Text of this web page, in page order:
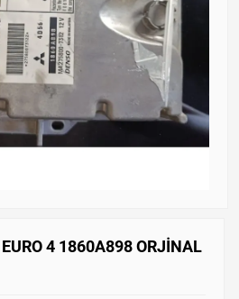
4 1860A898 ORJİNAL